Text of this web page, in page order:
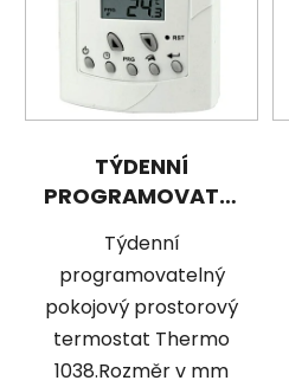
r
TÝDENNÍ
PROGRAMOVATELNÝ
THERMO 1038
Týdenní
programovatelný
pokojový prostorový
termostat Thermo
1038.Rozměr v mm